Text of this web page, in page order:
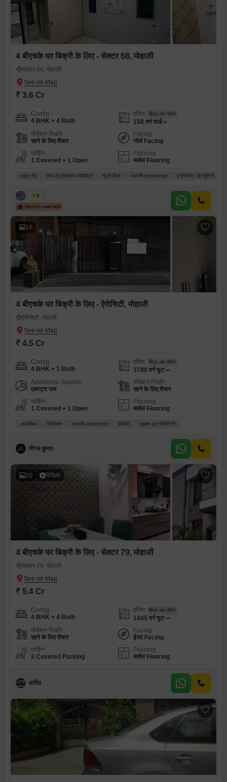
4 बीएचके घर बिक्री के लिए - सेक्टर 68, मोहाली
सेक्टर 68, मोहाली
₹ 3.6 Cr
Config
4 BHK + 4 Bath
एरिया बिल्ट-अप एरिया
150 वर्ग यार्ड
पॉसेशन स्थिति
रहने के लिए तैयार
Facing
नॉर्थ Facing
पार्किंग
1 Covered + 1 Open
Flooring
मार्बल Flooring
वाइड रोड सेफ़ एंड सिक्योर लोकैलिटी न्यूली बिल्ट लक्जरी लाइफस्टाइल इन्वेस्टमेंट ऑपर्चूनिटी
सोनिया
5
16
4 बीएचके घर बिक्री के लिए - ऐरोसिटी, मोहाली
ऐरोसिटी, मोहाली
₹ 4.5 Cr
Config
4 BHK + 1 Bath
एरिया बिल्ट-अप एरिया
3780 वर्ग फुट
Additional Spaces
एक्स्ट्रा रूम
पॉसेशन स्थिति
रहने के लिए तैयार
पार्किंग
1 Covered + 1 Open
Flooring
मार्बल Flooring
अफोर्डेबल स्पेशियस लक्जरी लाइफस्टाइल फ़ैमिली स्कूल्स इन विसिनिटी
नीरज कुमार
20 विडियो
4 बीएचके घर बिक्री के लिए - सेक्टर 79, मोहाली
सेक्टर 79, मोहाली
₹ 5.4 Cr
Config
4 BHK + 4 Bath
एरिया बिल्ट-अप एरिया
1845 वर्ग फुट
पॉसेशन स्थिति
रहने के लिए तैयार
Facing
ईस्ट Facing
पार्किंग
2 Covered Parking
Flooring
मार्बल Flooring
अर्पित